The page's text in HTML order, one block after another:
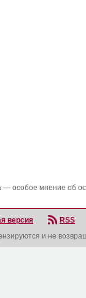
— особое мнение об
версия
RSS
и не